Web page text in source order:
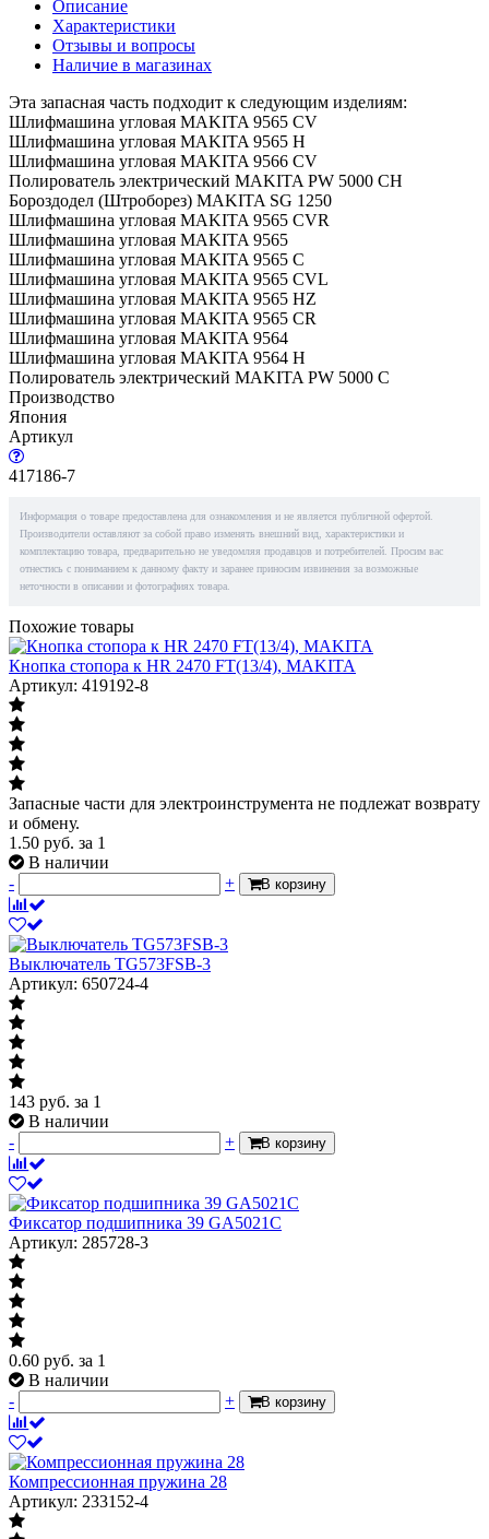
Описание
Характеристики
Отзывы и вопросы
Наличие в магазинах
Эта запасная часть подходит к следующим изделиям:
Шлифмашина угловая MAKITA 9565 CV
Шлифмашина угловая MAKITA 9565 H
Шлифмашина угловая MAKITA 9566 CV
Полирователь электрический MAKITA PW 5000 CH
Бороздодел (Штроборез) MAKITA SG 1250
Шлифмашина угловая MAKITA 9565 CVR
Шлифмашина угловая MAKITA 9565
Шлифмашина угловая MAKITA 9565 C
Шлифмашина угловая MAKITA 9565 CVL
Шлифмашина угловая MAKITA 9565 HZ
Шлифмашина угловая MAKITA 9565 CR
Шлифмашина угловая MAKITA 9564
Шлифмашина угловая MAKITA 9564 H
Полирователь электрический MAKITA PW 5000 C
Производство
Япония
Артикул
417186-7
Информация о товаре предоставлена для ознакомления и не является публичной офертой.
Производители оставляют за собой право изменять внешний вид, характеристики и
комплектацию товара, предварительно не уведомляя продавцов и потребителей. Просим вас
отнестись с пониманием к данному факту и заранее приносим извинения за возможные
неточности в описании и фотографиях товара.
Похожие товары
Кнопка стопора к HR 2470 FT(13/4), MAKITA
Артикул: 419192-8
Запасные части для электроинструмента не подлежат возврату
и обмену.
1.50 руб. за 1
В наличии
-
+ В корзину
Выключатель TG573FSB-3
Артикул: 650724-4
143 руб. за 1
В наличии
-
+ В корзину
Фиксатор подшипника 39 GA5021C
Артикул: 285728-3
0.60 руб. за 1
В наличии
-
+ В корзину
Компрессионная пружина 28
Артикул: 233152-4